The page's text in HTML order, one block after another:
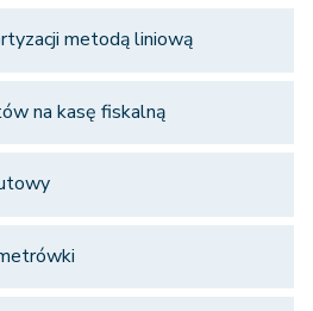
metodą liniową
na kasę fiskalną